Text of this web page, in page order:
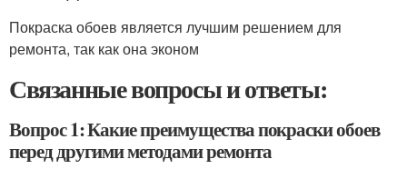
Покраска обоев является лучшим решением для
ремонта, так как она эконом
Связанные вопросы и ответы:
Вопрос 1: Какие преимущества покраски обоев
перед другими методами ремонта